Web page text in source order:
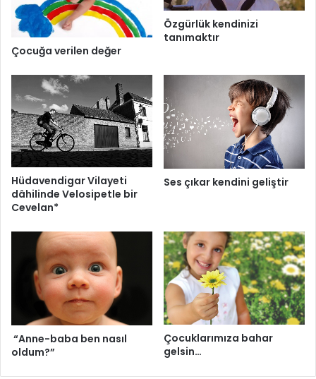
Çocuğa verilen değer
Özgürlük kendinizi
tanımaktır
Hüdavendigar Vilayeti
dâhilinde Velosipetle bir
Cevelan*
Ses çıkar kendini geliştir
“Anne-baba ben nasıl
oldum?”
Çocuklarımıza bahar
gelsin…